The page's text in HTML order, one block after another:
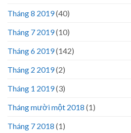
Tháng 8 2019(40)
Tháng 7 2019(10)
Tháng 6 2019(142)
Tháng 2 2019(2)
Tháng 1 2019(3)
Tháng mười một 2018 (1)
Tháng 7 2018 (1)